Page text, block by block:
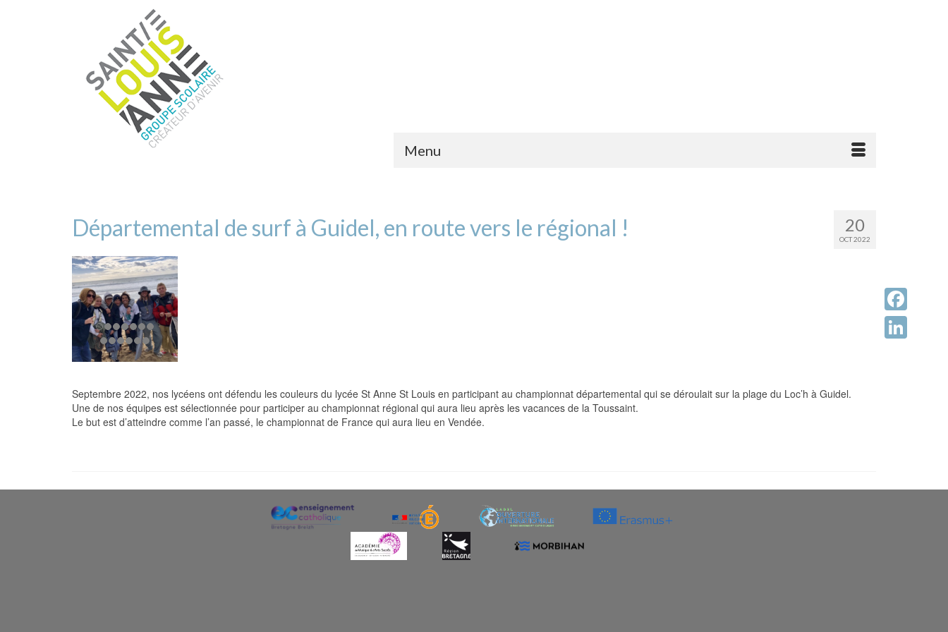
Menu
20
OCT 2022
Départemental de surf à Guidel, en route vers le régional !
Septembre 2022, nos lycéens ont défendu les couleurs du lycée St Anne St Louis en participant au championnat départemental qui se déroulait sur la plage du Loc’h à Guidel.
Une de nos équipes est sélectionnée pour participer au championnat régional qui aura lieu après les vacances de la Toussaint.
Le but est d’atteindre comme l’an passé, le championnat de France qui aura lieu en Vendée.
Facebook